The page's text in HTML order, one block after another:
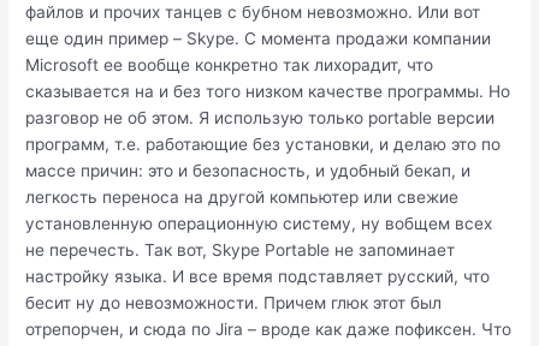
файлов и прочих танцев с бубном невозможно. Или вот
еще один пример – Skype. С момента продажи компании
Microsoft ее вообще конкретно так лихорадит, что
сказывается на и без того низком качестве программы. Но
разговор не об этом. Я использую только portable версии
программ, т.е. работающие без установки, и делаю это по
массе причин: это и безопасность, и удобный бекап, и
легкость переноса на другой компьютер или свежие
установленную операционную систему, ну вобщем всех
не перечесть. Так вот, Skype Portable не запоминает
настройку языка. И все время подставляет русский, что
бесит ну до невозможности. Причем глюк этот был
отрепорчен, и сюда по Jira – вроде как даже пофиксен. Что